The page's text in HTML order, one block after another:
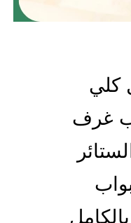
كلي
غرف